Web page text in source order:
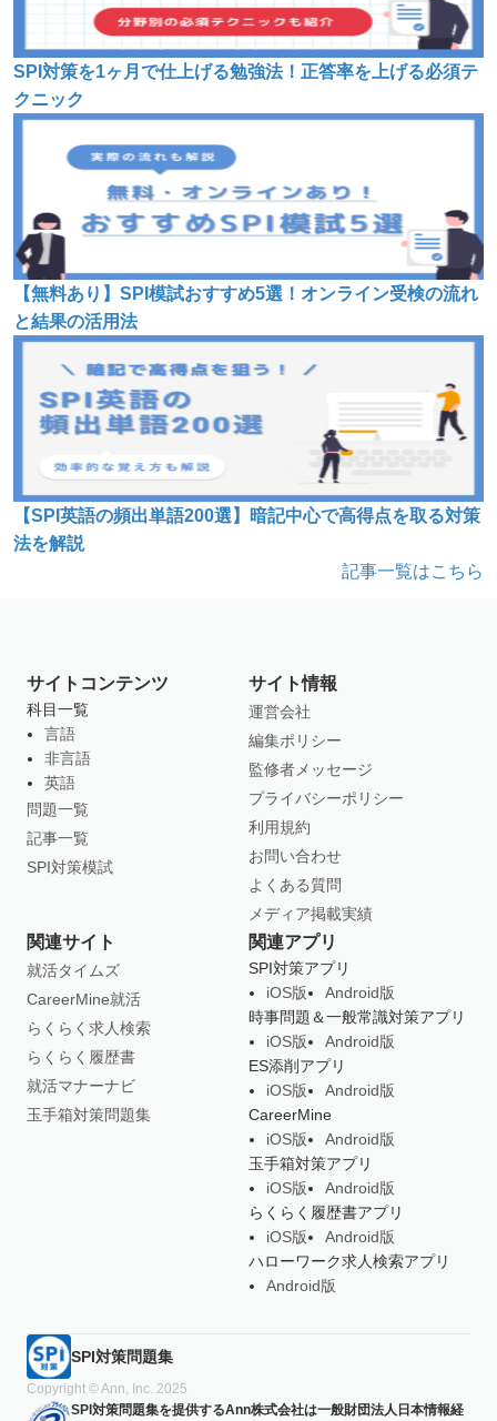
SPI対策を1ヶ月で仕上げる勉強法！正答率を上げる必須テ
クニック
【無料あり】SPI模試おすすめ5選！オンライン受検の流れ
と結果の活用法
【SPI英語の頻出単語200選】暗記中心で高得点を取る対策
法を解説
記事一覧はこちら
サイトコンテンツ
科目一覧
言語
非言語
英語
問題一覧
記事一覧
SPI対策模試
サイト情報
運営会社
編集ポリシー
監修者メッセージ
プライバシーポリシー
利用規約
お問い合わせ
よくある質問
メディア掲載実績
関連サイト
就活タイムズ
CareerMine就活
らくらく求人検索
らくらく履歴書
就活マナーナビ
玉手箱対策問題集
関連アプリ
SPI対策アプリ
iOS版
Android版
時事問題＆一般常識対策アプリ
iOS版
Android版
ES添削アプリ
iOS版
Android版
CareerMine
iOS版
Android版
玉手箱対策アプリ
iOS版
Android版
らくらく履歴書アプリ
iOS版
Android版
ハローワーク求人検索アプリ
Android版
SPI対策問題集
Copyright © Ann, Inc. 2025
SPI対策問題集を提供するAnn株式会社は一般財団法人日本情報経